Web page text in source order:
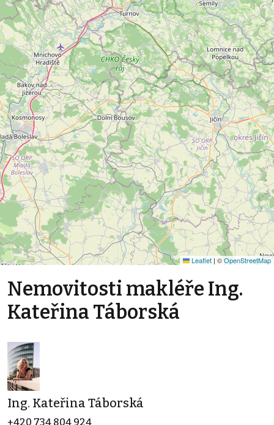
Leaflet | ©OpenStreetMap
Nemovitosti makléře Ing.
Kateřina Táborská
Ing. Kateřina Táborská
+420 734 804 924